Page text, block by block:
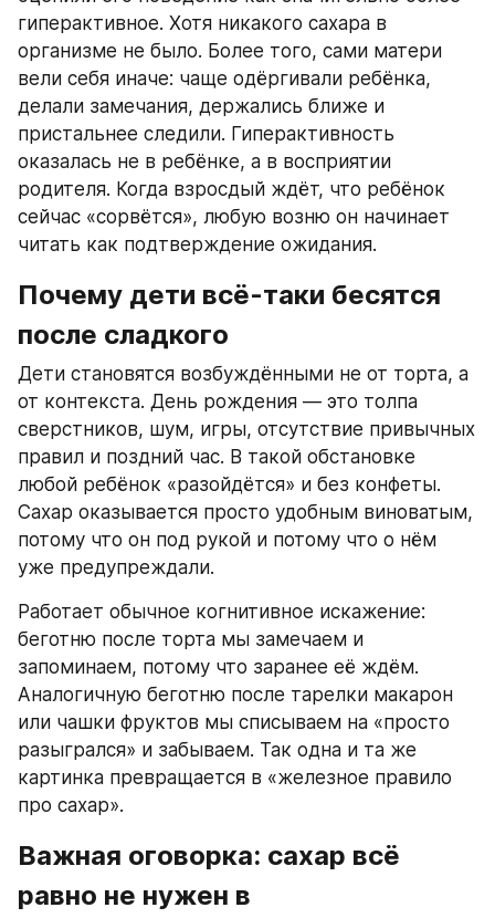
гиперактивное. Хотя никакого сахара в
организме не было. Более того, сами матери
вели себя иначе: чаще одёргивали ребёнка,
делали замечания, держались ближе и
пристальнее следили. Гиперактивность
оказалась не в ребёнке, а в восприятии
родителя. Когда взросдый ждёт, что ребёнок
сейчас «сорвётся», любую возню он начинает
читать как подтверждение ожидания.
Почему дети всё-таки бесятся
после сладкого
Дети становятся возбуждёнными не от торта, а
от контекста. День рождения — это толпа
сверстников, шум, игры, отсутствие привычных
правил и поздний час. В такой обстановке
любой ребёнок «разойдётся» и без конфеты.
Сахар оказывается просто удобным виноватым,
потому что он под рукой и потому что о нём
уже предупреждали.
Работает обычное когнитивное искажение:
беготню после торта мы замечаем и
запоминаем, потому что заранее её ждём.
Аналогичную беготню после тарелки макарон
или чашки фруктов мы списываем на «просто
разыгрался» и забываем. Так одна и та же
картинка превращается в «железное правило
про сахар».
Важная оговорка: сахар всё
равно не нужен в